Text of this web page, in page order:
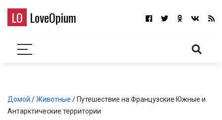
LO LoveOpium
Домой /Животные / Путешествие на Французские Южные и
Антарктические территории